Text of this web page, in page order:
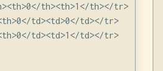
th><th>1</th></tr>
td><td>0</td></tr>
td><td>1</td></tr>